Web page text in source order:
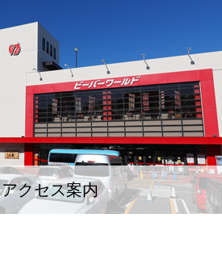
アクセス案内